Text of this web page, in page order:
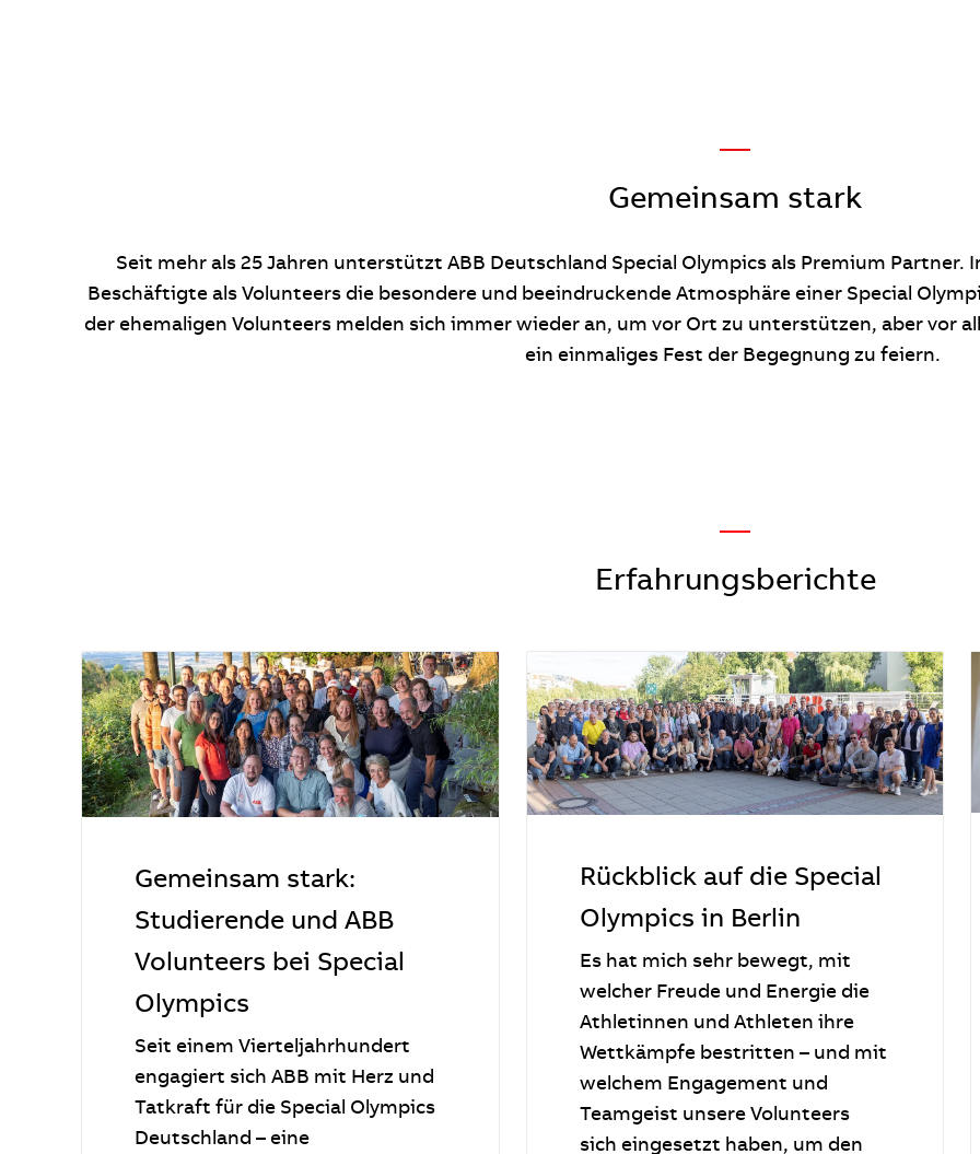
—
Gemeinsam stark
Seit mehr als 25 Jahren unterstützt ABB Deutschland Special Olympics als Premium Partner.
Beschäftigte als Volunteers die besondere und beeindruckende Atmosphäre einer Special
der ehemaligen Volunteers melden sich immer wieder an, um vor Ort zu unterstützen, aber vor
ein einmaliges Fest der Begegnung zu feiern.
—
Erfahrungsberichte
Gemeinsam stark:
Studierende und ABB
Volunteers bei Special
Olympics
Seit einem Vierteljahrhundert
engagiert sich ABB mit Herz und
Tatkraft für die Special Olympics
Deutschland – eine
Rückblick auf die Special
Olympics in Berlin
Es hat mich sehr bewegt, mit
welcher Freude und Energie die
Athletinnen und Athleten ihre
Wettkämpfe bestritten – und mit
welchem Engagement und
Teamgeist unsere Volunteers
sich eingesetzt haben, um den